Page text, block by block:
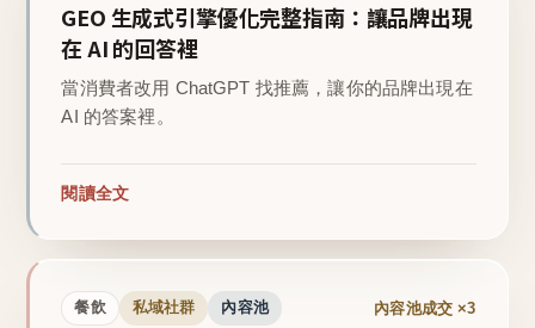
GEO 生成式引擎優化完整指南：讓品牌出現
在 AI 的回答裡
當消費者改用 ChatGPT 找推薦，讓你的品牌出現在
AI 的答案裡。
閱讀全文
餐飲 私域社群 內容池 內容池成交 ×3